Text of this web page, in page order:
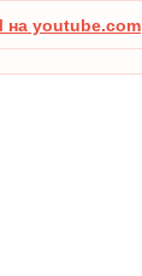
youtube.com